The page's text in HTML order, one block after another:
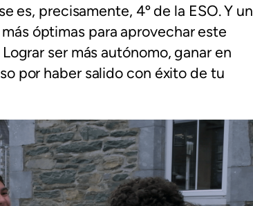
es, precisamente, 4º de la ESO. Y un
óptimas para aprovechar este
ser más autónomo, ganar en
por haber salido con éxito de tu